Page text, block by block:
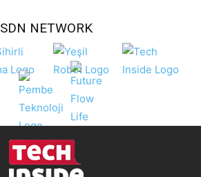
SDN NETWORK